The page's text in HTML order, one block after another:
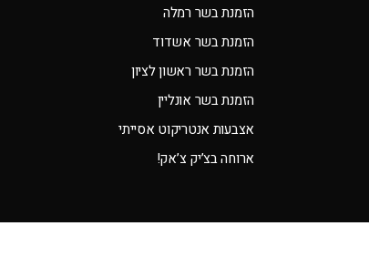
הזמנת בשר רמלה
הזמנת בשר אשדוד
הזמנת בשר ראשון לציון
הזמנת בשר אונליין
אצבעות אנטריקוט אסייתי
ארוחה בצ’יק צ’אק!